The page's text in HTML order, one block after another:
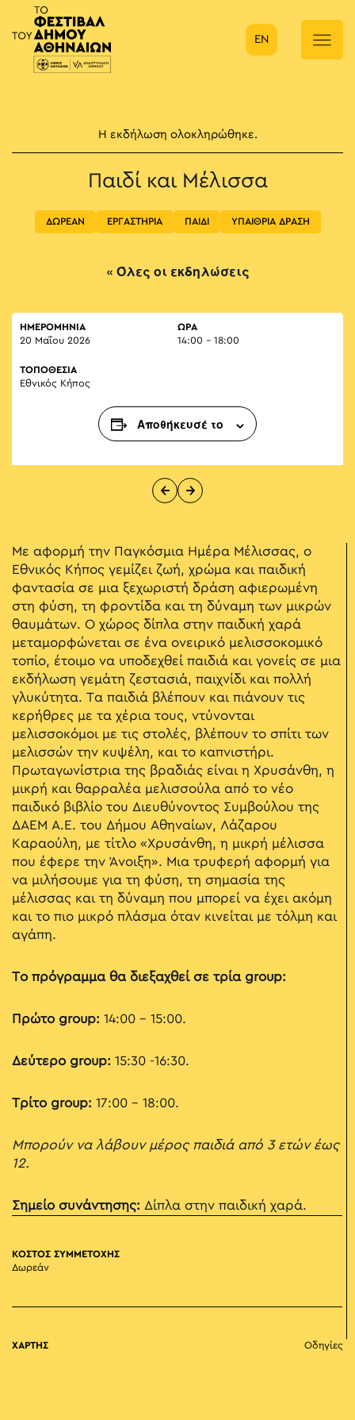
Κύρια πλοήγηση
EN
Η εκδήλωση ολοκληρώθηκε.
Παιδί και Μέλισσα
ΔΩΡΕΑΝ ΕΡΓΑΣΤΗΡΙΑ ΠΑΙΔΙ ΥΠΑΙΘΡΙΑ ΔΡΑΣΗ
« Όλες οι εκδηλώσεις
ΗΜΕΡΟΜΗΝΙΑ
20 Μαΐου 2026
ΏΡΑ
14:00 - 18:00
ΤΟΠΟΘΕΣΙΑ
Εθνικός Κήπος
Αποθήκευσέ το
Με αφορμή την Παγκόσμια Ημέρα Μέλισσας, ο
Εθνικός Κήπος γεμίζει ζωή, χρώμα και παιδική
φαντασία σε μια ξεχωριστή δράση αφιερωμένη
στη φύση, τη φροντίδα και τη δύναμη των μικρών
θαυμάτων. Ο χώρος δίπλα στην παιδική χαρά
μεταμορφώνεται σε ένα ονειρικό μελισσοκομικό
τοπίο, έτοιμο να υποδεχθεί παιδιά και γονείς σε μια
εκδήλωση γεμάτη ζεστασιά, παιχνίδι και πολλή
γλυκύτητα. Τα παιδιά βλέπουν και πιάνουν τις
κερήθρες με τα χέρια τους, ντύνονται
μελισσοκόμοι με τις στολές, βλέπουν το σπίτι των
μελισσών την κυψέλη, και το καπνιστήρι.
Πρωταγωνίστρια της βραδιάς είναι η Χρυσάνθη, η
μικρή και θαρραλέα μελισσούλα από το νέο
παιδικό βιβλίο του Διευθύνοντος Συμβούλου της
ΔΑΕΜ Α.Ε. του Δήμου Αθηναίων, Λάζαρου
Καραούλη, με τίτλο «Χρυσάνθη, η μικρή μέλισσα
που έφερε την Άνοιξη». Μια τρυφερή αφορμή για
να μιλήσουμε για τη φύση, τη σημασία της
μέλισσας και τη δύναμη που μπορεί να έχει ακόμη
και το πιο μικρό πλάσμα όταν κινείται με τόλμη και
αγάπη.
Το πρόγραμμα θα διεξαχθεί σε τρία group:
Πρώτο group: 14:00 - 15:00.
Δεύτερο group: 15:30 -16:30.
Τρίτο group: 17:00 - 18:00.
Μπορούν να λάβουν μέρος παιδιά από 3 ετών έως
12.
Σημείο συνάντησης: Δίπλα στην παιδική χαρά.
ΚΟΣΤΟΣ ΣΥΜΜΕΤΟΧΗΣ
Δωρεάν
ΧΑΡΤΗΣ Οδηγίες